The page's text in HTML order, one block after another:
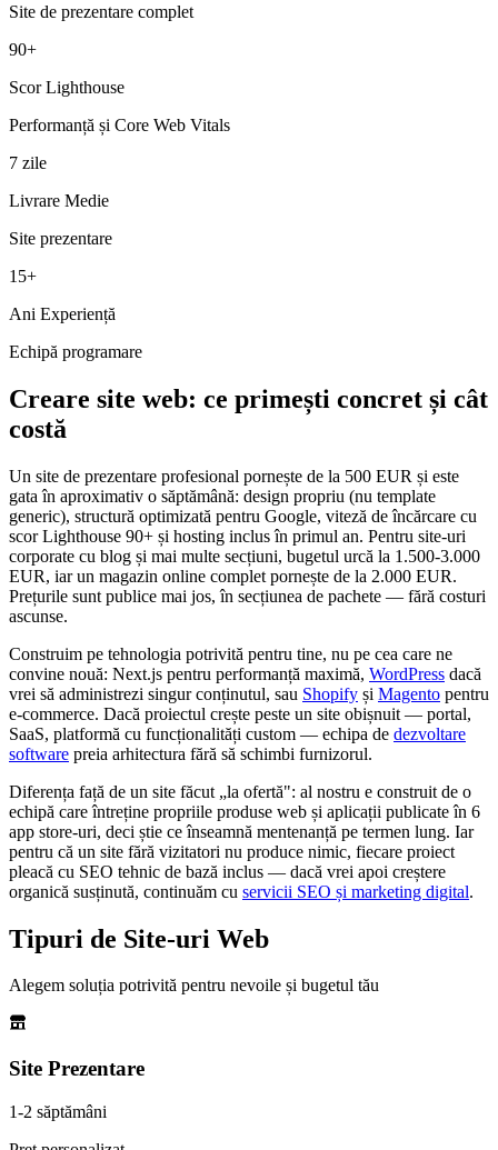
Site de prezentare complet
90+
Scor Lighthouse
Performanță și Core Web Vitals
7 zile
Livrare Medie
Site prezentare
15+
Ani Experiență
Echipă programare
Creare site web: ce primești concret și cât
costă
Un site de prezentare profesional pornește de la 500 EUR și este
gata în aproximativ o săptămână: design propriu (nu template
generic), structură optimizată pentru Google, viteză de încărcare cu
scor Lighthouse 90+ și hosting inclus în primul an. Pentru site-uri
corporate cu blog și mai multe secțiuni, bugetul urcă la 1.500-3.000
EUR, iar un magazin online complet pornește de la 2.000 EUR.
Prețurile sunt publice mai jos, în secțiunea de pachete — fără costuri
ascunse.
Construim pe tehnologia potrivită pentru tine, nu pe cea care ne
convine nouă: Next.js pentru performanță maximă, WordPress dacă
vrei să administrezi singur conținutul, sau Shopify și Magento pentru
e-commerce. Dacă proiectul crește peste un site obișnuit — portal,
SaaS, platformă cu funcționalități custom — echipa de dezvoltare
software preia arhitectura fără să schimbi furnizorul.
Diferența față de un site făcut „la ofertă": al nostru e construit de o
echipă care întreține propriile produse web și aplicații publicate în 6
app store-uri, deci știe ce înseamnă mentenanță pe termen lung. Iar
pentru că un site fără vizitatori nu produce nimic, fiecare proiect
pleacă cu SEO tehnic de bază inclus — dacă vrei apoi creștere
organică susținută, continuăm cu servicii SEO și marketing digital.
Tipuri de Site-uri Web
Alegem soluția potrivită pentru nevoile și bugetul tău
Site Prezentare
1-2 săptămâni